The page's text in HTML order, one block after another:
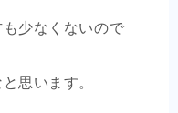
少なくないので
思います。